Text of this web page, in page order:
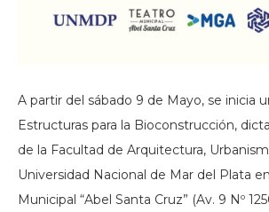
A partir del sábado 9 de Mayo, se inicia
Estructuras para la Bioconstrucción,
de la Facultad de Arquitectura,
Universidad Nacional de Mar del Plata
Municipal “Abel Santa Cruz” (Av. 9 Nº